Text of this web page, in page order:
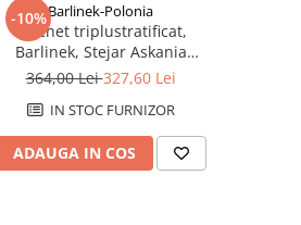
-10%Barlinek-Polonia
Parchet triplustratificat,
Barlinek, Stejar Askania
Grande
364,00 Lei327,60 Lei
IN STOC FURNIZOR
ADAUGA IN COS